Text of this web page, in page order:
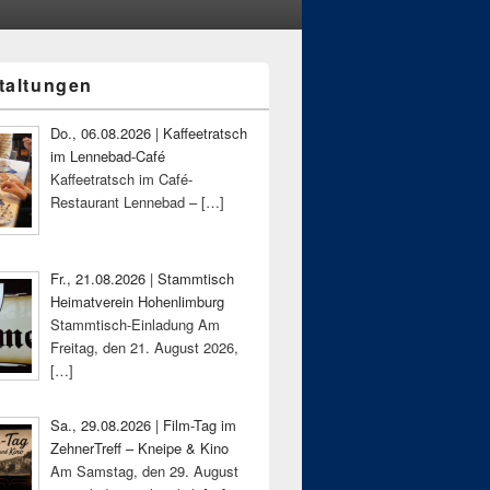
Do., 06.08.2026 | Kaffeetratsch
im Lennebad-Café
Kaffeetratsch im Café-
Restaurant Lennebad –[…]
Fr., 21.08.2026 | Stammtisch
Heimatverein Hohenlimburg
Stammtisch-Einladung Am
Freitag, den 21. August 2026,
[…]
Sa., 29.08.2026 | Film-Tag im
ZehnerTreff – Kneipe & Kino
Am Samstag, den 29. August